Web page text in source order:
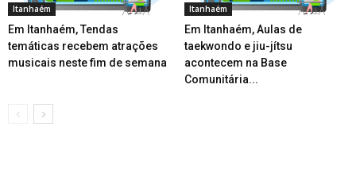
Itanhaém
Em Itanhaém, Tendas
temáticas recebem atrações
musicais neste fim de semana
Itanhaém
Em Itanhaém, Aulas de
taekwondo e jiu-jítsu
acontecem na Base
Comunitária...